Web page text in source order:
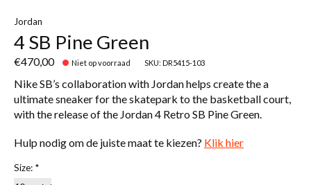
Jordan
4 SB Pine Green
€470,00 Niet op voorraad SKU: DR5415-103
Nike SB’s collaboration with Jordan helps create the a
ultimate sneaker for the skatepark to the basketball court,
with the release of the Jordan 4 Retro SB Pine Green.
Hulp nodig om de juiste maat te kiezen? Klik hier
Size: *